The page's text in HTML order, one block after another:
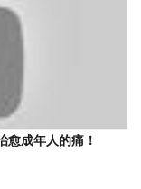
愈成年人的痛！